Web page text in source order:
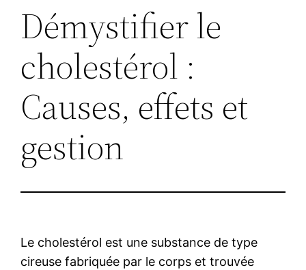
Démystifier le
cholestérol :
Causes, effets et
gestion
Le cholestérol est une substance de type
cireuse fabriquée par le corps et trouvée